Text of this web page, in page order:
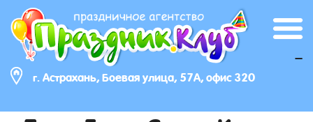
г. Астрахань, Боевая улица, 57А, офис 320
_